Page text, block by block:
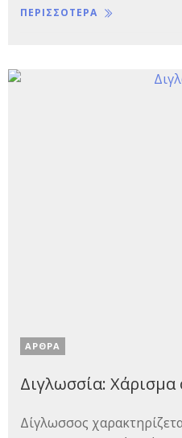
ΠΕΡΙΣΣΟΤΕΡΑ
ΑΡΘΡΑ
Διγλωσσία: Χάρισμα
Δίγλωσσος